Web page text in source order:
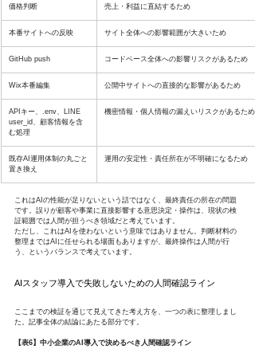
価格判断 売上・利益に直結するため
本番サイトへの反映 サイト全体への影響範囲が大きいため
GitHub push コードベース全体への影響リスクがあるため
Wix本番編集 公開中サイトへの直接的な影響があるため
APIキー、.env、LINE
user_id、顧客情報を含
む処理
機密情報・個人情報の漏えいリスクがあるため
既存AI運用体制の丸ごと
置き換え
運用の安定性・責任所在が不明確になるため
これはAIの性能が足りないという話ではなく、最終責任の所在の問題
です。誤りが顧客や事業に直接影響する意思決定・操作は、現状の検
証範囲では人間が担うべき領域だと考えています。
ただし、これはAIを使わないという意味ではありません。判断材料の
整理まではAIに任せられる場面もありますが、最終操作は人間が行
う、というバランスで考えています。
AIスタッフ導入で失敗しないための人間確認ライン
ここまでの検証を通じて見えてきた考え方を、一つの表に整理しまし
た。記事全体の結論にあたる部分です。
【表6】中小企業のAI導入で決めるべき人間確認ライン